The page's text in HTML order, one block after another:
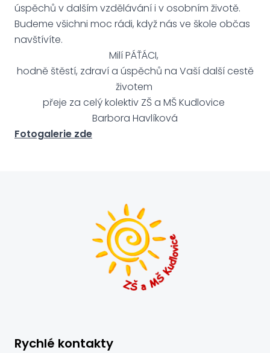
úspěchů v dalším vzdělávání i v osobním životě.
Budeme všichni moc rádi, když nás ve škole občas
navštívíte.
Milí PÁŤÁCI,
hodně štěstí, zdraví a úspěchů na Vaší další cestě
životem
přeje za celý kolektiv ZŠ a MŠ Kudlovice
Barbora Havlíková
Fotogalerie zde
Rychlé kontakty